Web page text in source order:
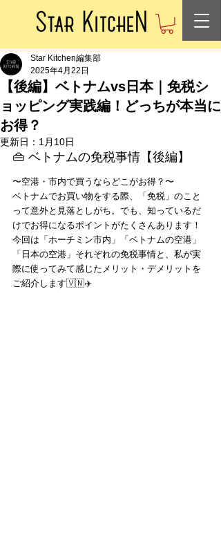
【後編】ベトナムvs日本｜免税シ
ョッピング実践編！どっちが本当に
お得？
Star Kitchen編集部
2025年4月22日
更新日： 1月10日
👜 ベトナムの免税事情【後編】
〜空港・市内で買うならどこがお得？〜
ベトナムでお買い物をする際、「免税」のこと
って意外と見落としがち。でも、知っているだ
けでお得になるポイントがたくさんあります！
今回は「ホーチミン市内」「ベトナムの空港」
「日本の空港」それぞれの免税事情と、私が実
際に使ってみて感じたメリット・デメリットを
ご紹介します🇻🇳✈️